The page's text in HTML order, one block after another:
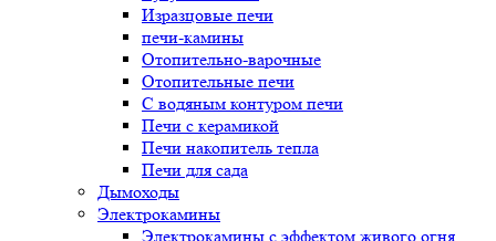
Изразцовые печи
печи-камины
Отопительно-варочные
Отопительные печи
С водяным контуром печи
Печи с керамикой
Печи накопитель тепла
Печи для сада
Дымоходы
Электрокамины
Электрокамины с эффектом живого огня